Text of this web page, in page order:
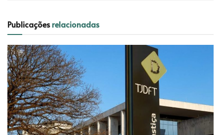
Publicaçõesrelacionadas